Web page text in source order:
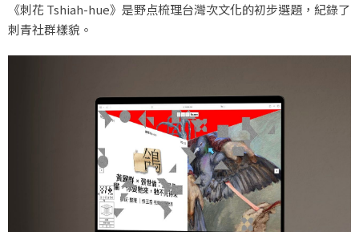
《刺花 Tshiah-hue》是野点梳理台灣次文化的初步選題，紀錄了
刺青社群樣貌。